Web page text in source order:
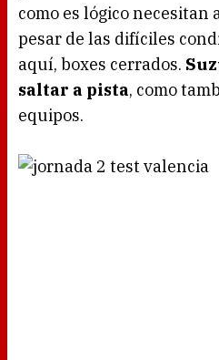
como es lógico
pesar de las difíciles
aquí, boxes cerrados.
saltar a pista, como
equipos.